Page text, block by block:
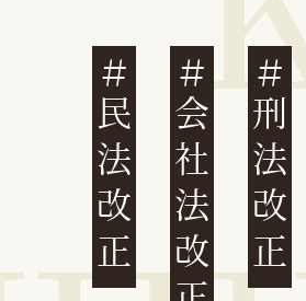
民法改正 会社法改正 刑法改正